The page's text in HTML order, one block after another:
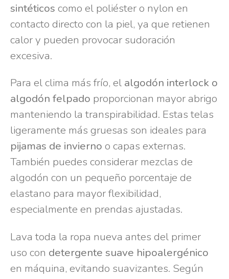
sintéticos como el poliéster o nylon en
contacto directo con la piel, ya que retienen
calor y pueden provocar sudoración
excesiva.
Para el clima más frío, el algodón interlock o
algodón felpado proporcionan mayor abrigo
manteniendo la transpirabilidad. Estas telas
ligeramente más gruesas son ideales para
pijamas de invierno o capas externas.
También puedes considerar mezclas de
algodón con un pequeño porcentaje de
elastano para mayor flexibilidad,
especialmente en prendas ajustadas.
Lava toda la ropa nueva antes del primer
uso con detergente suave hipoalergénico
en máquina, evitando suavizantes. Según